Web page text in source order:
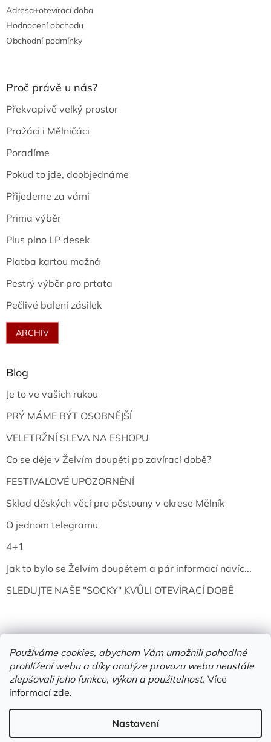
Používáme cookies, abychom Vám umožnili pohodlné
prohlížení webu a díky analýze provozu webu neustále
zlepšovali jeho funkce, výkon a použitelnost. Více
informacízde.
Nastavení
Adresa+otevírací doba
Hodnocení obchodu
Obchodní podmínky
Proč právě u nás?
Překvapivě velký prostor
Pražáci i Mělničáci
Poradíme
Pokud to jde, doobjednáme
Přijedeme za vámi
Prima výběr
Plus plno LP desek
Platba kartou možná
Pestrý výběr pro prťata
Pečlivé balení zásilek
ARCHIV
Blog
Je to ve vašich rukou
PRÝ MÁME BÝT OSOBNĚJŠÍ
VELETRŽNÍ SLEVA NA ESHOPU
Co se děje v Želvím doupěti po zavírací době?
FESTIVALOVÉ UPOZORNĚNÍ
Sklad děských věcí pro pěstouny v okrese Mělník
O jednom telegramu
4+1
Jak to bylo se Želvím doupětem a pár informací navíc...
SLEDUJTE NAŠE "SOCKY" KVŮLI OTEVÍRACÍ DOBĚ
Vytvořil Shoptet